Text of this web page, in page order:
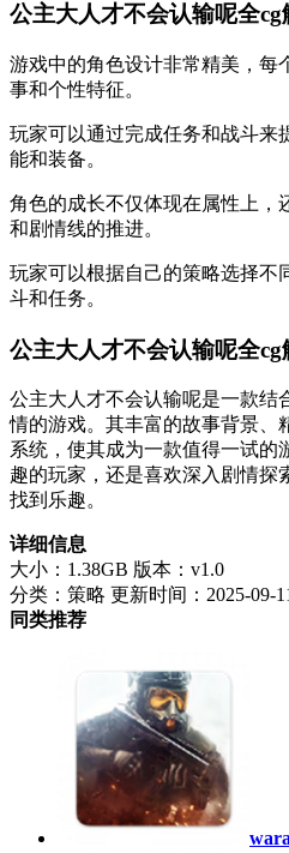
公主大人才不会认输呢全
游戏中的角色设计非常精美，每
事和个性特征。
玩家可以通过完成任务和战斗来
能和装备。
角色的成长不仅体现在属性上，
和剧情线的推进。
玩家可以根据自己的策略选择不
斗和任务。
公主大人才不会认输呢全
公主大人才不会认输呢是一款结
情的游戏。其丰富的故事背景、
系统，使其成为一款值得一试的
趣的玩家，还是喜欢深入剧情探
找到乐趣。
详细信息
大小：1.38GB 版本：v1.0
分类：策略 更新时间：2025-09-
同类推荐